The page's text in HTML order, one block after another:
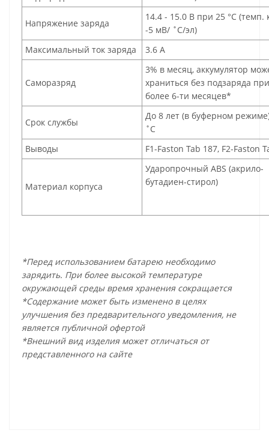
Напряжение заряда
14.4 - 15.0 В при 25 °С (темп.
-5 мВ/ ˚С/эл)
Максимальный ток заряда
3.6 A
Саморазряд
3% в месяц, аккумулятор
храниться без подзаряда
более 6-ти месяцев*
Срок службы
До 8 лет (в буферном
˚С
Выводы
F1-Faston Tab 187, F2-Faston
Материал корпуса
Ударопрочный ABS (акрило-
бутадиен-стирол)
*Перед использованием батарею необходимо
зарядить. При более высокой температуре
окружающей среды время хранения сокращается
*Содержание может быть изменено в целях
улучшения без предварительного уведомления, не
является публичной офертой
*Внешний вид изделия может отличаться от
представленного на сайте